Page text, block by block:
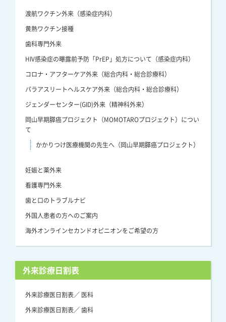
渡航ワクチン外来（感染症内科）
黄熱ワクチン接種
歯科専門外来
HIV感染症の曝露前予防「PrEP」処方について（感染症内科）
コロナ・アフターケア外来（総合内科・総合診療科）
パラアスリートヘルスケア外来（総合内科・総合診療科）
ジェンダーセンター(GID)外来（精神科外来）
岡山早期膵癌プロジェクト（MOMOTAROプロジェクト）につい
て
かかりつけ医療機関の先生へ（岡山早期膵癌プロジェクト）
妊娠と薬外来
看護専門外来
歯と口のトラブルナビ
外国人患者の方へのご案内
海外オンラインセカンドオピニオンをご希望の方
外来診療日割表
外来診療医日割表／ 医科
外来診療医日割表／ 歯科